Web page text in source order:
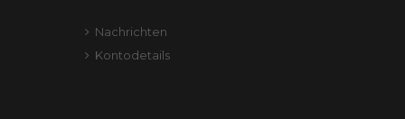
Nachrichten
Kontodetails